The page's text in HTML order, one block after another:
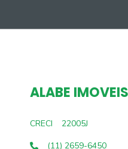
ALABE IMOVEIS
CRECI
22005J
(11) 2659-6450